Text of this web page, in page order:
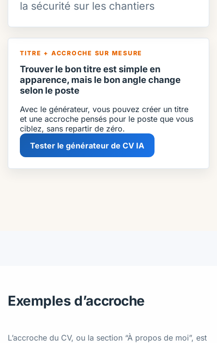
la sécurité sur les chantiers
TITRE + ACCROCHE SUR MESURE
Trouver le bon titre est simple en
apparence, mais le bon angle change
selon le poste
Avec le générateur, vous pouvez créer un titre
et une accroche pensés pour le poste que vous
ciblez, sans repartir de zéro.
Tester le générateur de CV IA
Exemples d’accroche
L’accroche du CV, ou la section “À propos de moi”, est